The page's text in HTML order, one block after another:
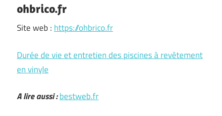
ohbrico.fr
Site web : https://ohbrico.fr
Durée de vie et entretien des piscines à revêtement
en vinyle
A lire aussi :bestweb.fr